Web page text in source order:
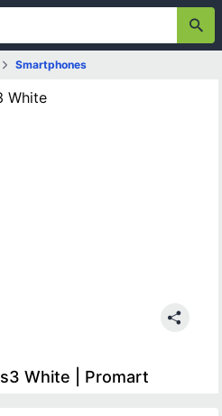
Smartphones
White | Promart